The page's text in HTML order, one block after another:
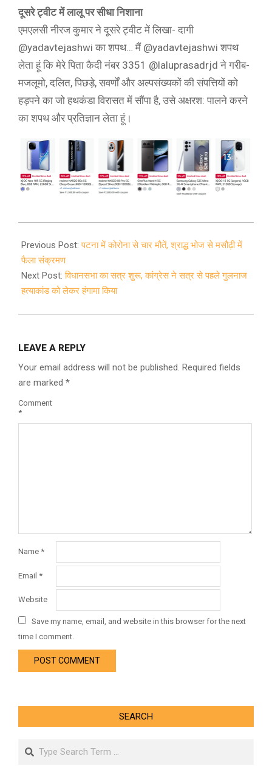
दूसरे ट्वीट में लालू पर सीधा निशाना
एमएलसी नीरज कुमार ने दूसरे ट्वीट में लिखा- दागी
@yadavtejashwi का शपथ… मैं @yadavtejashwi शपथ
लेता हूं कि मेरे पिता कैदी नंबर 3351 @laluprasadrjd ने गरीब-
मजलूमो, दलित, पिछड़े, सवर्णों और अल्पसंख्यकों की संपत्तियों को
हड़पने का जो हथकंडा विरासत में सौंपा है, उसे अक्षरश: पालने करने
का शपथ और प्रतिज्ञान लेता हूं।
11-
23
Previous Post:पटना में कोरोना से चार मौतें, श्राद्ध भोज से मसौढ़ी में
फैला संक्रमण
Next Post:विधानसभा का सत्र शुरू, कांग्रेस ने सत्र से पहले गुलनाज
हत्याकांड को लेकर हंगामा किया
LEAVE A REPLY
Your email address will not be published. Required fields
are marked *
Comment
*
Name *
Email *
Website
Save my name, email, and website in this browser for the next
time I comment.
SEARCH
Search